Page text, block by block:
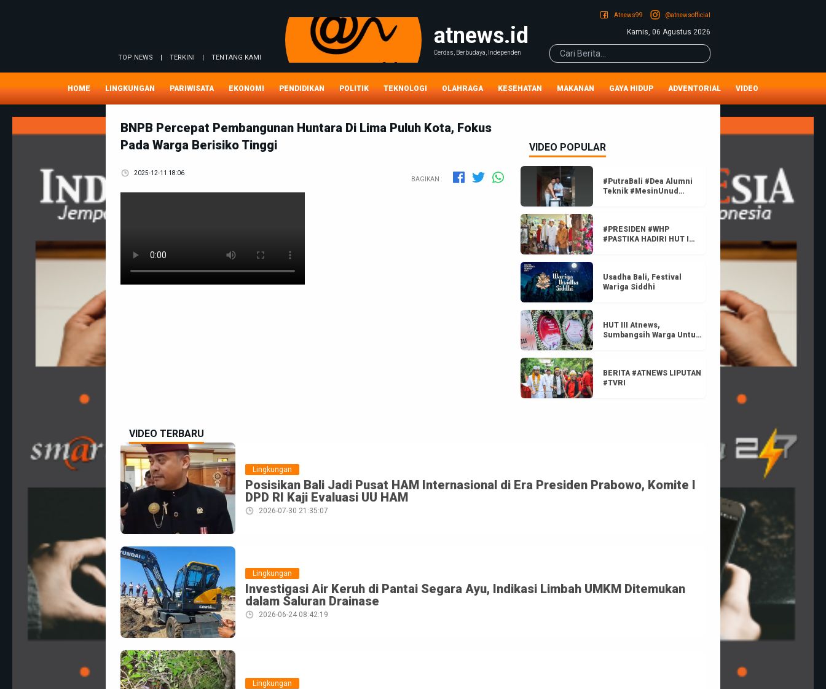
TOP NEWS | TERKINI | TENTANG KAMI
atnews.id
Cerdas, Berbudaya, Independen
Atnews99 @atnewsofficial
Kamis, 06 Agustus 2026
HOME LINGKUNGAN PARIWISATA EKONOMI PENDIDIKAN POLITIK TEKNOLOGI OLAHRAGA KESEHATAN MAKANAN GAYA HIDUP ADVENTORIAL VIDEO
BNPB Percepat Pembangunan Huntara Di Lima Puluh Kota, Fokus
Pada Warga Berisiko Tinggi
2025-12-11 18:06
BAGIKAN :
VIDEO POPULAR
#PutraBali #Dea Alumni
Teknik #MesinUnud
#PRESIDEN #WHP
#PASTIKA HADIRI HUT I
Usadha Bali, Festival
Wariga Siddhi
HUT III Atnews,
Sumbangsih Warga Untuk
BERITA #ATNEWS LIPUTAN
#TVRI
VIDEO TERBARU
Lingkungan
Posisikan Bali Jadi Pusat HAM Internasional di Era Presiden Prabowo, Komite I
DPD RI Kaji Evaluasi UU HAM
2026-07-30 21:35:07
Lingkungan
Investigasi Air Keruh di Pantai Segara Ayu, Indikasi Limbah UMKM Ditemukan
dalam Saluran Drainase
2026-06-24 08:42:19
Lingkungan